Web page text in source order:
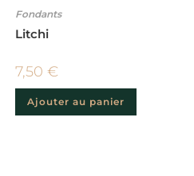
Fondants
Litchi
7,50 €
Ajouter au panier